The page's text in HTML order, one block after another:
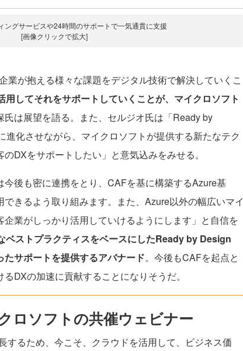
ングサービスや24時間のサポートで一気通貫に支援
[画像クリックで拡大]
業が抱える様々な課題をデジタル技術で解決していくこ
用してそれをサポートしていくことが、マイクロソフト
氏は展望を語る。また、セルジオ氏は「Ready by
進化させながら、マイクロソフトが提供する新たなテク
DXをサポートしたい」と意気込みをみせる。
後も密に連携をとり、CAFを基に構築するAzure基
きるよう取り組みます。また、Azure以外の幅広いマイ
業がしっかり活用していけるようにします」と自信を
ベストプラクティスをベースにしたReady by Design
サポートを提供するアバナード。今後もCAFを起点と
DXの加速に貢献することになりそうだ。
ロソフトの共催ウェビナー
するため、今こそ、クラウドを活用して、ビジネス価